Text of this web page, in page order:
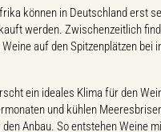
können in Deutschland erst
werden. Zwischenzeitlich
auf den Spitzenplätzen bei
ein ideales Klima für den
und kühlen
Anbau. So entstehen Weine